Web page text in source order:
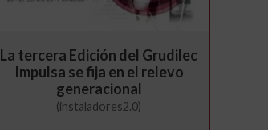
La tercera Edición del Grudilec
Impulsa se fija en el relevo
generacional
(instaladores2.0)